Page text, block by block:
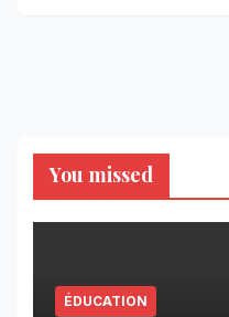
You missed
ÉDUCATION